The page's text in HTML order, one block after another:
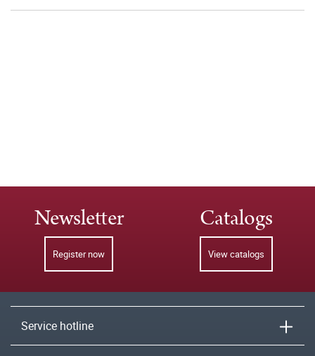
Newsletter
Register now
Catalogs
View catalogs
Service hotline